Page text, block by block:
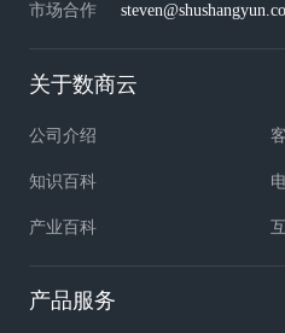
市场合作
关于数商云
公司介绍
知识百科
产业百科
产品服务